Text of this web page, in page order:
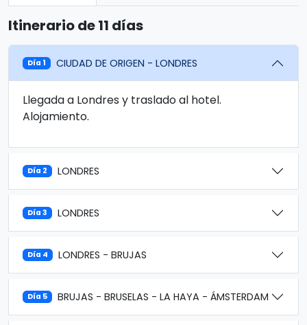
Itinerario de 11 días
Día 1 CIUDAD DE ORIGEN - LONDRES
Llegada a Londres y traslado al hotel.
Alojamiento.
Día 2 LONDRES
Día 3 LONDRES
Día 4 LONDRES - BRUJAS
Día 5 BRUJAS - BRUSELAS - LA HAYA - ÁMSTERDAM